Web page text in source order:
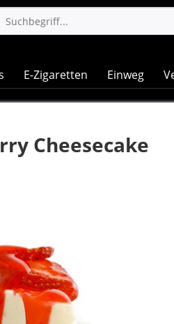
E-Zigaretten Einweg
Cheesecake